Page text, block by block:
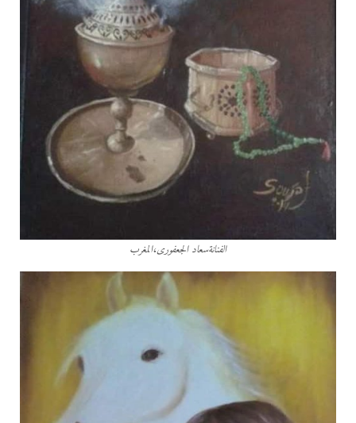
الفنانةسعاد الجعفورى،المغرب